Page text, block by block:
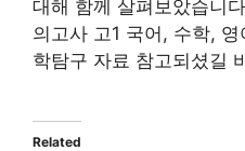
대해 함께 살펴보았습니
의고사 고1 국어, 수학,
학탐구 자료 참고되셨길
Related